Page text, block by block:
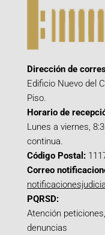
Dirección de
Edificio Nuevo del
Piso.
Horario de
Lunes a viernes,
continua.
Código Postal:
Correo
PQRSD:
Atención
denuncias